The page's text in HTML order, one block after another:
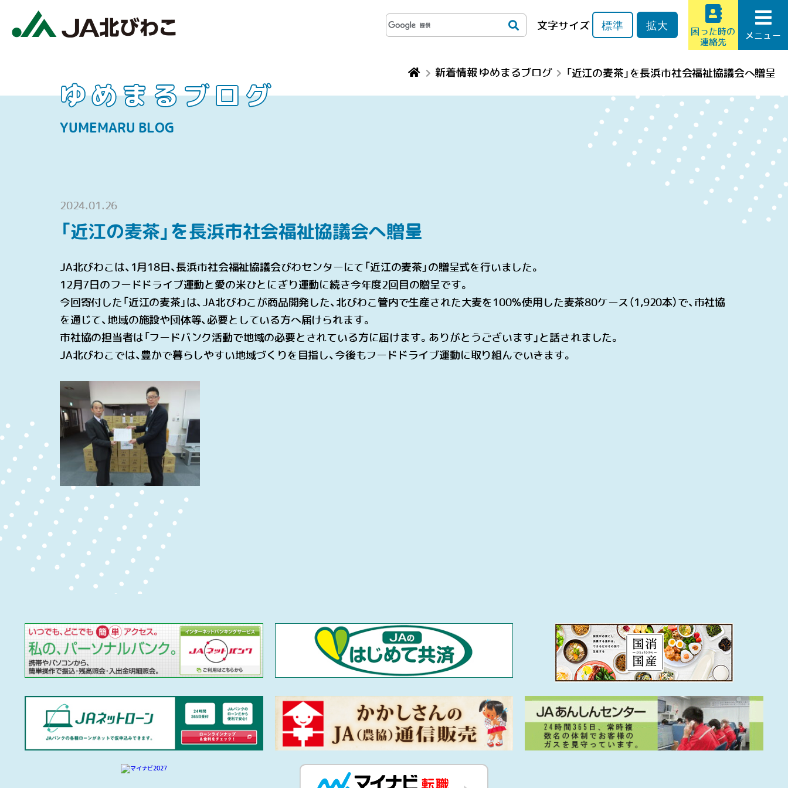
文字サイズ 標準 拡大
困った時の
連絡先
メニュー
ゆめまるブログ
YUMEMARU BLOG
新着情報 ゆめまるブログ 「近江の麦茶」を長浜市社会福祉協議会へ贈呈
2024.01.26
「近江の麦茶」を長浜市社会福祉協議会へ贈呈
JA北びわこは、1月18日、長浜市社会福祉協議会びわセンターにて「近江の麦茶」の贈呈式を行いました。
12月7日のフードドライブ運動と愛の米ひとにぎり運動に続き今年度2回目の贈呈です。
今回寄付した「近江の麦茶」は、JA北びわこが商品開発した、北びわこ管内で生産された大麦を100％使用した麦茶80ケース（1,920本）で、市社協
を通じて、地域の施設や団体等、必要としている方へ届けられます。
市社協の担当者は「フードバンク活動で地域の必要とされている方に届けます。ありがとうございます」と話されました。
JA北びわこでは、豊かで暮らしやすい地域づくりを目指し、今後もフードドライブ運動に取り組んでいきます。